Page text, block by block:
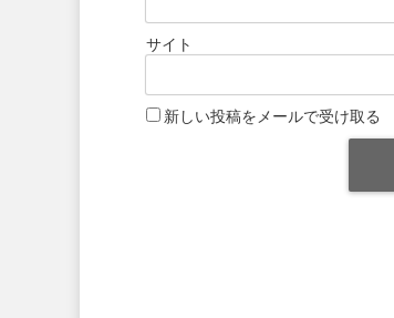
サイト
新しい投稿をメールで受け取る